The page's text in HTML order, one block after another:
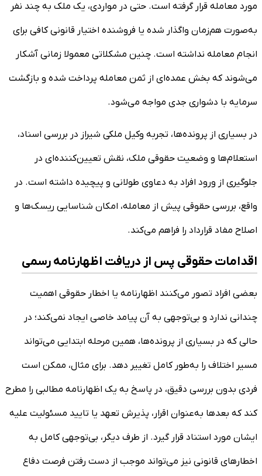
مورد معامله قرار گرفته است. حتی در مواردی، یک ملک به چند نفر
به‌صورت هم‌زمان واگذار شده یا فروشنده اختیار قانونی کافی برای
انجام معامله نداشته است. چنین مشکلاتی معمولا زمانی آشکار
می‌شوند که بخش عمده‌ای از ثمن معامله پرداخت شده و بازگشت
سرمایه با دشواری جدی مواجه می‌شود.
در بسیاری از پرونده‌ها، تجربه وکیل ملکی شیراز در بررسی اسناد،
استعلام‌ها و وضعیت حقوقی ملک، نقش تعیین‌کننده‌ای در
جلوگیری از ورود افراد به دعاوی طولانی و پیچیده داشته است. در
واقع، بررسی حقوقی پیش از معامله، امکان شناسایی ریسک‌ها و
اصلاح مفاد قرارداد را فراهم می‌کند.
اقدامات حقوقی پس از دریافت اظهارنامه رسمی
بعضی افراد تصور می‌کنند اظهارنامه یا اخطار حقوقی اهمیت
چندانی ندارد و بی‌توجهی به آن پیامد خاصی ایجاد نمی‌کند؛ در
حالی که در بسیاری از پرونده‌ها، همین مرحله ابتدایی می‌تواند
مسیر اختلاف را به‌طور کامل تغییر دهد. برای مثال، ممکن است
فردی بدون بررسی دقیق، در پاسخ به یک اظهارنامه مطالبی را مطرح
کند که بعدها به‌عنوان اقرار، پذیرش تعهد یا تایید مسئولیت علیه
ایشان مورد استناد قرار گیرد. از طرف دیگر، بی‌توجهی کامل به
اخطارهای قانونی نیز می‌تواند موجب از دست رفتن فرصت دفاع